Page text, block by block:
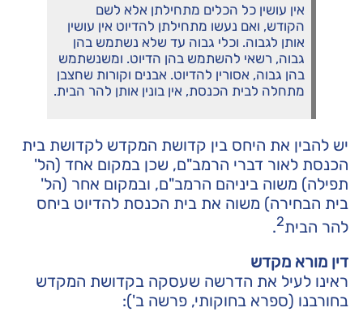
אין עושין כל הכלים מתחילתן אלא לשם
הקודש, ואם נעשו מתחילתן להדיוט אין עושין
אותן לגבוה. וכלי גבוה עד שלא נשתמש בהן
גבוה, רשאי להשתמש בהן הדיוט. ומשנשתמש
בהן גבוה, אסורין להדיוט. אבנים וקורות שחצבן
מתחלה לבית הכנסת, אין בונין אותן להר הבית.
יש להבין את היחס בין קדושת המקדש לקדושת בית
הכנסת לאור דברי הרמב"ם, שכן במקום אחד (הל'
תפילה) משוה ביניהם הרמב"ם, ובמקום אחר (הל'
בית הבחירה) משוה את בית הכנסת להדיוט ביחס
להר הבית2
.
דין מורא מקדש
ראינו לעיל את הדרשה שעסקה בקדושת המקדש
בחורבנו (ספרא בחוקותי, פרשה ב'):